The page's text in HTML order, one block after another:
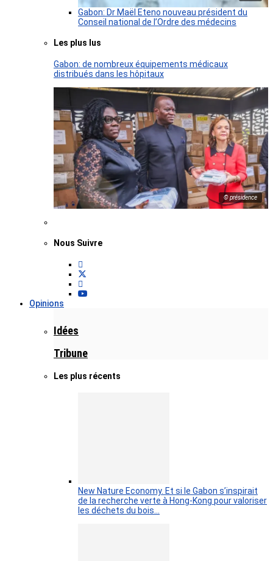
Gabon: Dr Maël Eteno nouveau président du
Conseil national de l’Ordre des médecins
Les plus lus
Gabon: de nombreux équipements médicaux
distribués dans les hôpitaux
© présidence
Nous Suivre
Opinions
Idées
Tribune
Les plus récents
New Nature Economy. Et si le Gabon s’inspirait
de la recherche verte à Hong-Kong pour valoriser
les déchets du bois…